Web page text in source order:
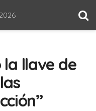
la llave de